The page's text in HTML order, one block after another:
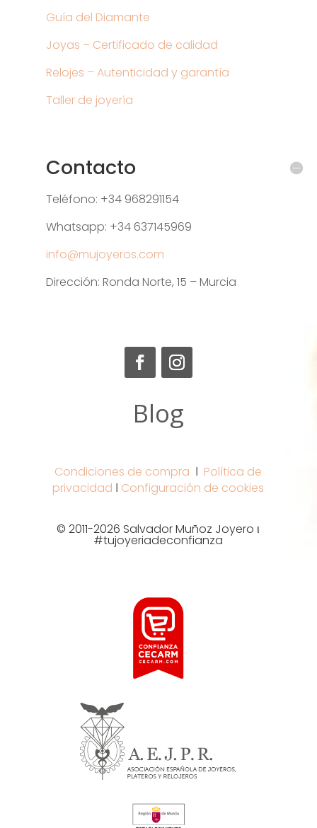
Guía del Diamante
Joyas – Certificado de calidad
Relojes – Autenticidad y garantía
Taller de joyería
Contacto
Teléfono: +34 968291154
Whatsapp: +34 637145969
info@mujoyeros.com
Dirección: Ronda Norte, 15 – Murcia
Blog
Condiciones de compra Ι Política de
privacidad Ι Configuración de cookies
© 2011-2026 Salvador Muñoz Joyero ι
#tujoyeriadeconfianza